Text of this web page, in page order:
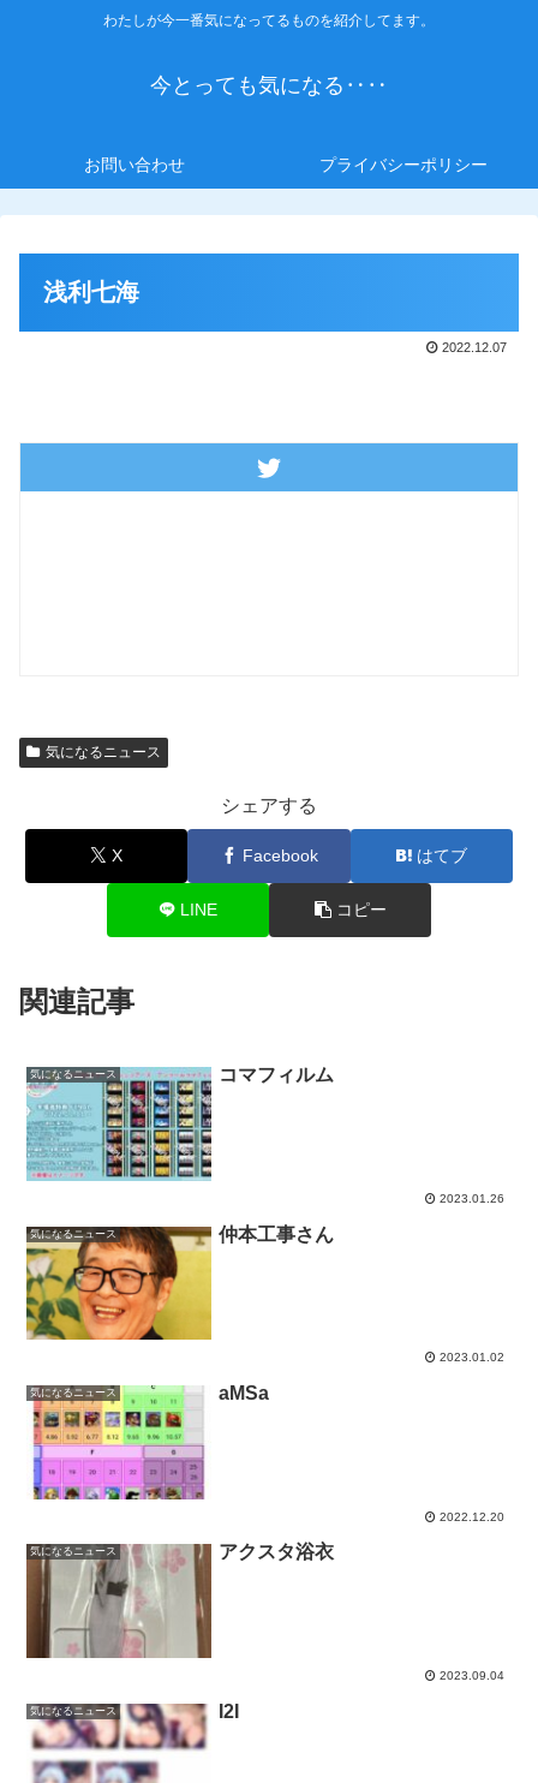
わたしが今一番気になってるものを紹介してます。
今とっても気になる‥‥
お問い合わせ プライバシーポリシー
浅利七海
2022.12.07
気になるニュース
シェアする
X Facebook はてブ
LINE コピー
関連記事
気になるニュース コマフィルム
2023.01.26
気になるニュース 仲本工事さん
2023.01.02
気になるニュース aMSa
2022.12.20
気になるニュース アクスタ浴衣
2023.09.04
気になるニュース I2I